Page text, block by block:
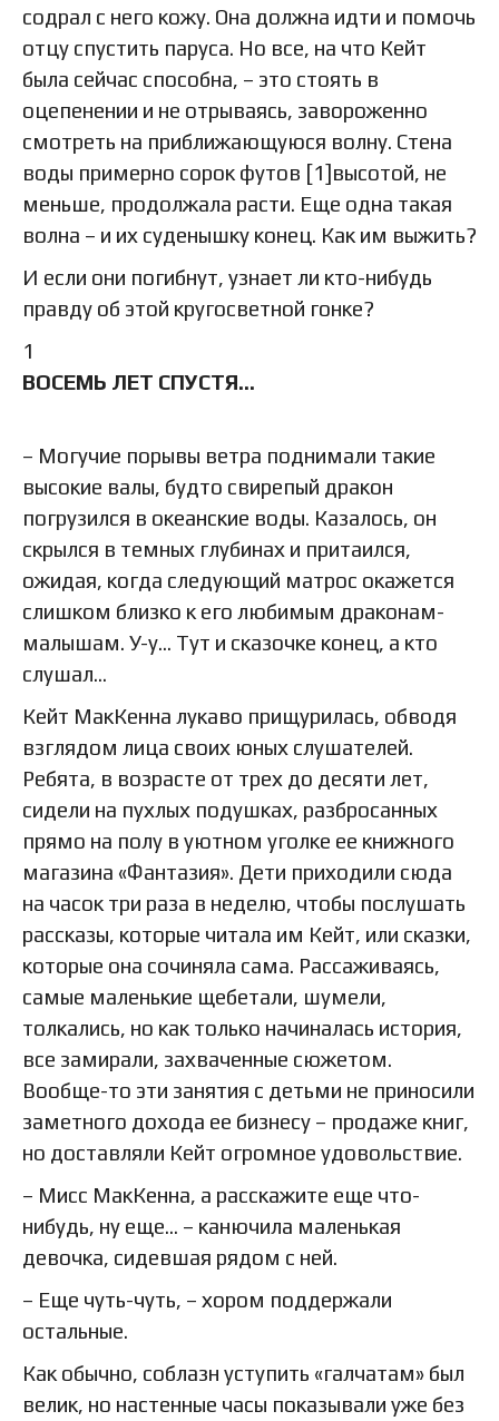
содрал с него кожу. Она должна идти и помочь
отцу спустить паруса. Но все, на что Кейт
была сейчас способна, – это стоять в
оцепенении и не отрываясь, завороженно
смотреть на приближающуюся волну. Стена
воды примерно сорок футов [1]высотой, не
меньше, продолжала расти. Еще одна такая
волна – и их суденышку конец. Как им выжить?
И если они погибнут, узнает ли кто-нибудь
правду об этой кругосветной гонке?
1
ВОСЕМЬ ЛЕТ СПУСТЯ…
– Могучие порывы ветра поднимали такие
высокие валы, будто свирепый дракон
погрузился в океанские воды. Казалось, он
скрылся в темных глубинах и притаился,
ожидая, когда следующий матрос окажется
слишком близко к его любимым драконам-
малышам. У-у… Тут и сказочке конец, а кто
слушал…
Кейт МакКенна лукаво прищурилась, обводя
взглядом лица своих юных слушателей.
Ребята, в возрасте от трех до десяти лет,
сидели на пухлых подушках, разбросанных
прямо на полу в уютном уголке ее книжного
магазина «Фантазия». Дети приходили сюда
на часок три раза в неделю, чтобы послушать
рассказы, которые читала им Кейт, или сказки,
которые она сочиняла сама. Рассаживаясь,
самые маленькие щебетали, шумели,
толкались, но как только начиналась история,
все замирали, захваченные сюжетом.
Вообще-то эти занятия с детьми не приносили
заметного дохода ее бизнесу – продаже книг,
но доставляли Кейт огромное удовольствие.
– Мисс МакКенна, а расскажите еще что-
нибудь, ну еще… – канючила маленькая
девочка, сидевшая рядом с ней.
– Еще чуть-чуть, – хором поддержали
остальные.
Как обычно, соблазн уступить «галчатам» был
велик, но настенные часы показывали уже без